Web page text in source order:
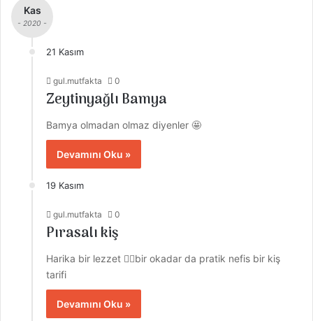
Kas
- 2020 -
21 Kasım
gul.mutfakta 0
Zeytinyağlı Bamya
Bamya olmadan olmaz diyenler 🤩
Devamını Oku »
19 Kasım
gul.mutfakta 0
Pırasalı kiş
Harika bir lezzet 👌🏼bir okadar da pratik nefis bir kiş
tarifi
Devamını Oku »